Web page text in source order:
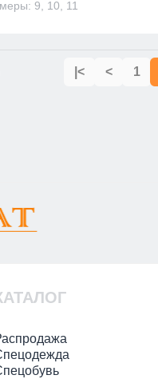
9, 10, 11
|< < 1